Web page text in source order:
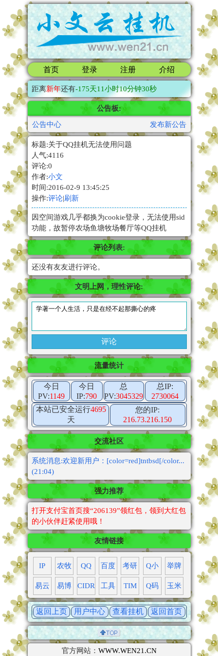
首页 登录 注册 介绍
距离新年还有-175天11小时10分钟30秒
公告板:
公告中心
发布新公告
标题:关于QQ挂机无法使用问题
人气:4116
评论:0
作者:小文
时间:2016-02-9 13:45:25
操作:评论|刷新
因空间游戏几乎都换为cookie登录，无法使用sid
功能，故暂停农场鱼塘牧场餐厅等QQ挂机
评论列表:
还没有友友进行评论。
文明上网，理性评论:
流量统计
今日
PV:1149
今日
IP:790
总
PV:3045329
总IP:
2730064
本站已安全运行4695
天
您的IP:
216.73.216.150
交流社区
系统消息:欢迎新用户：[color=red]tntbsd[/color...
(21:04)
强力推荐
打开支付宝首页搜“206139”领红包，领到大红包
的小伙伴赶紧使用哦！
友情链接
IP 农牧 QQ 百度 考研 Q小 举牌
易云 易博 CIDR 工具 TIM Q码 玉米
返回上页 用户中心 查看挂机 返回首页
官方网站： WWW.WEN21.CN